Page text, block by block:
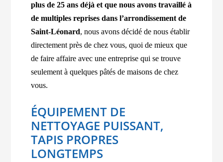
plus de 25 ans déjà et que nous avons travaillé à
de multiples reprises dans l’arrondissement de
Saint-Léonard, nous avons décidé de nous établir
directement près de chez vous, quoi de mieux que
de faire affaire avec une entreprise qui se trouve
seulement à quelques pâtés de maisons de chez
vous.
ÉQUIPEMENT DE
NETTOYAGE PUISSANT,
TAPIS PROPRES
LONGTEMPS